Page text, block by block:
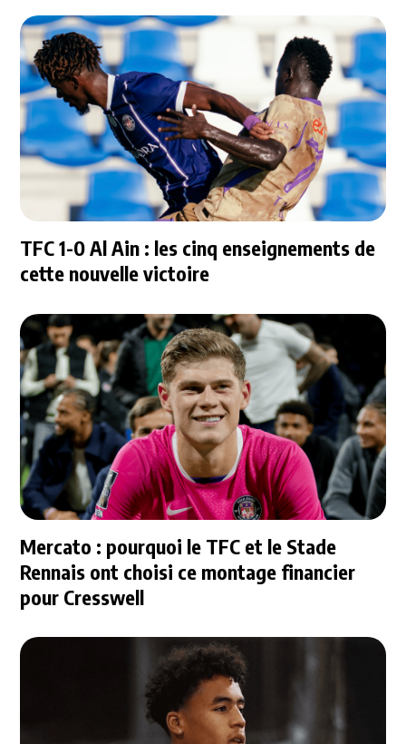
TFC 1-0 Al Ain : les cinq enseignements de
cette nouvelle victoire
Mercato : pourquoi le TFC et le Stade
Rennais ont choisi ce montage financier
pour Cresswell